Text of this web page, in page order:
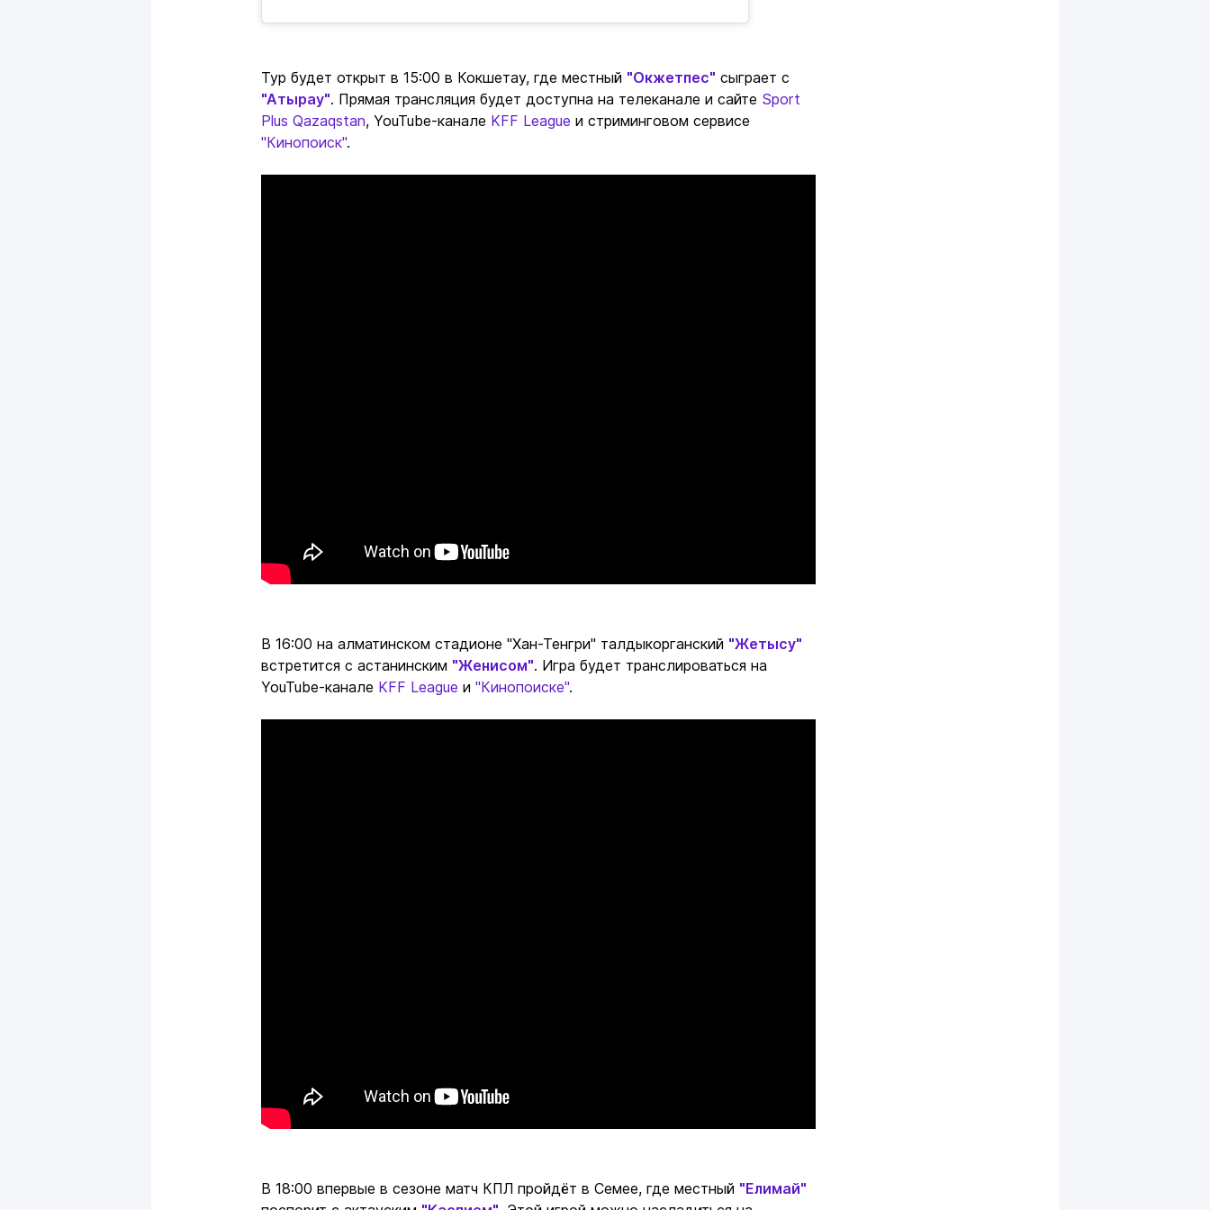
Тур будет открыт в 15:00 в Кокшетау, где местный "Окжетпес" сыграет с
"Атырау". Прямая трансляция будет доступна на телеканале и сайте Sport
Plus Qazaqstan, YouTube-канале KFF League и стриминговом сервисе
"Кинопоиск".
В 16:00 на алматинском стадионе "Хан-Тенгри" талдыкорганский "Жетысу"
встретится с астанинским "Женисом". Игра будет транслироваться на
YouTube-канале KFF League и "Кинопоиске".
В 18:00 впервые в сезоне матч КПЛ пройдёт в Семее, где местный "Елимай"